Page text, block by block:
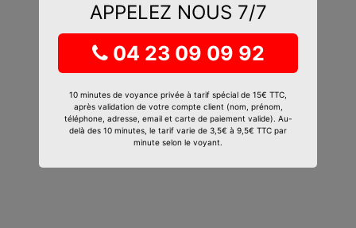
APPELEZ NOUS 7/7
04 23 09 09 92
10 minutes de voyance privée à tarif spécial de 15€ TTC,
après validation de votre compte client (nom, prénom,
téléphone, adresse, email et carte de paiement valide). Au-
delà des 10 minutes, le tarif varie de 3,5€ à 9,5€ TTC par
minute selon le voyant.